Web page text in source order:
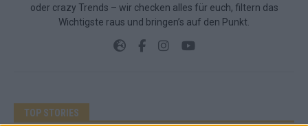
oder crazy Trends – wir checken alles für euch, filtern das
Wichtigste raus und bringen’s auf den Punkt.
TOP STORIES